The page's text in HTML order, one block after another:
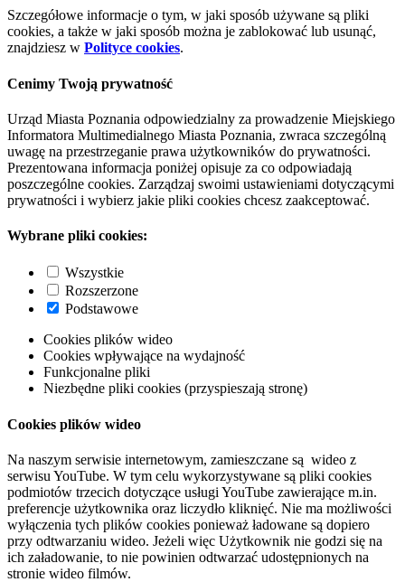
Szczegółowe informacje o tym, w jaki sposób używane są pliki
cookies, a także w jaki sposób można je zablokować lub usunąć,
znajdziesz w Polityce cookies.
Cenimy Twoją prywatność
Urząd Miasta Poznania odpowiedzialny za prowadzenie Miejskiego
Informatora Multimedialnego Miasta Poznania, zwraca szczególną
uwagę na przestrzeganie prawa użytkowników do prywatności.
Prezentowana informacja poniżej opisuje za co odpowiadają
poszczególne cookies. Zarządzaj swoimi ustawieniami dotyczącymi
prywatności i wybierz jakie pliki cookies chcesz zaakceptować.
Wybrane pliki cookies:
Wszystkie
Rozszerzone
Podstawowe
Cookies plików wideo
Cookies wpływające na wydajność
Funkcjonalne pliki
Niezbędne pliki cookies (przyspieszają stronę)
Cookies plików wideo
Na naszym serwisie internetowym, zamieszczane są wideo z
serwisu YouTube. W tym celu wykorzystywane są pliki cookies
podmiotów trzecich dotyczące usługi YouTube zawierające m.in.
preferencje użytkownika oraz liczydło kliknięć. Nie ma możliwości
wyłączenia tych plików cookies ponieważ ładowane są dopiero
przy odtwarzaniu wideo. Jeżeli więc Użytkownik nie godzi się na
ich załadowanie, to nie powinien odtwarzać udostępnionych na
stronie wideo filmów.